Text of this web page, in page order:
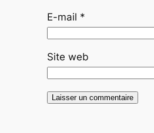
E-mail *
Site web